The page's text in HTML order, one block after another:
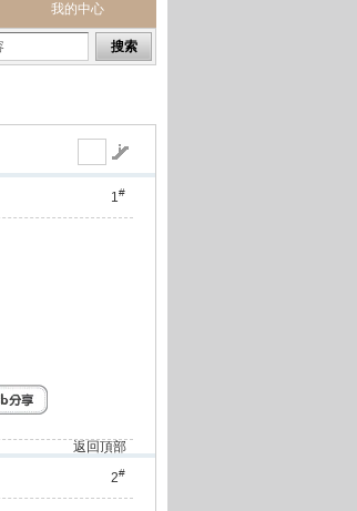
我的中心
搜索
1#
返回頂部
2#